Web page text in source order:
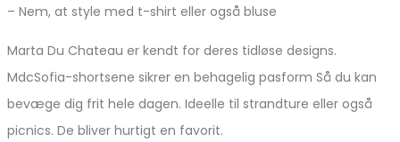
– Nem, at style med t-shirt eller også bluse
Marta Du Chateau er kendt for deres tidløse designs.
MdcSofia-shortsene sikrer en behagelig pasform Så du kan
bevæge dig frit hele dagen. Ideelle til strandture eller også
picnics. De bliver hurtigt en favorit.